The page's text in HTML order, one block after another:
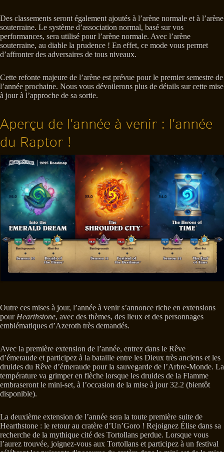
Des classements seront également ajoutés à l’arène normale et à l’arène
souterraine. Le système d’association normal, basé sur vos
performances, sera utilisé pour l’arène normale. Avec l’arène
souterraine, au diable la prudence ! En effet, ce mode vous permet
d’affronter des adversaires de tous niveaux.
Cette refonte majeure de l’arène est prévue pour le premier semestre de
l’année prochaine. Nous vous dévoilerons plus de détails sur cette mise
à jour à l’approche de sa sortie.
Aperçu de l’année à venir : l’année
du Raptor !
Outre ces mises à jour, l’année à venir s’annonce riche en extensions
pourHearthstone, avec des thèmes, des lieux et des personnages
emblématiques d’Azeroth très demandés.
Avec la première extension de l’année, entrez dans le Rêve
d’émeraude et participez à la bataille entre les Dieux très anciens et les
druides du Rêve d’émeraude pour la sauvegarde de l’Arbre-Monde. La
température va grimper en flèche lorsque les druides de la Flamme
embraseront le mini-set, à l’occasion de la mise à jour 32.2 (bientôt
disponible).
La deuxième extension de l’année sera la toute première suite de
Hearthstone : le retour au cratère d’Un’Goro ! Rejoignez Élise dans sa
recherche de la mythique cité des Tortollans perdue. Lorsque vous
l’aurez trouvée, joignez-vous aux Tortollans et participez à un festival